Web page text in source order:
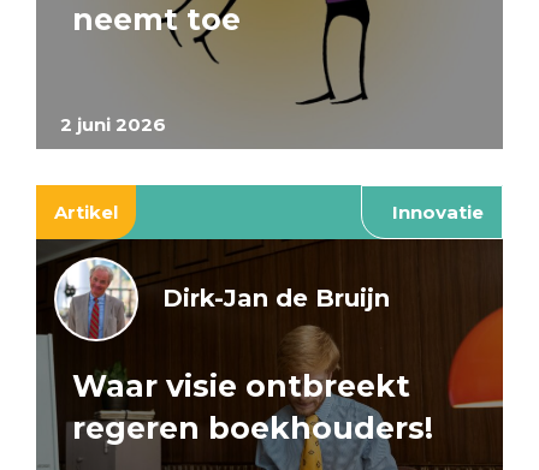
2 juni 2026
neemt toe
Artikel Innovatie
Dirk-Jan de Bruijn
Waar visie ontbreekt
regeren boekhouders!